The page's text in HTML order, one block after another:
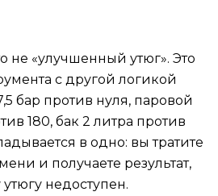
не «улучшенный утюг». Это
с другой логикой
бар против нуля, паровой
180, бак 2 литра против
в одно: вы тратите
и получаете результат,
недоступен.